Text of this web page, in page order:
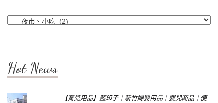
Categories
Hot News
【育兒用品】藍印子｜新竹婦嬰用品｜嬰兒商品｜便